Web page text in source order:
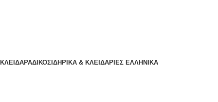
ΚΛΕΙΔΑΡΑΔΙΚΟΣΙΔΗΡΙΚΑ & ΚΛΕΙΔΑΡΙΕΣ ΕΛΛΗΝΙΚΆ